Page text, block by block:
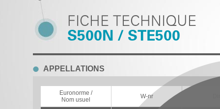
FICHE TECHNIQUE
S500N / STE500
APPELLATIONS
Euronorme /
Nom usuel
W-nr